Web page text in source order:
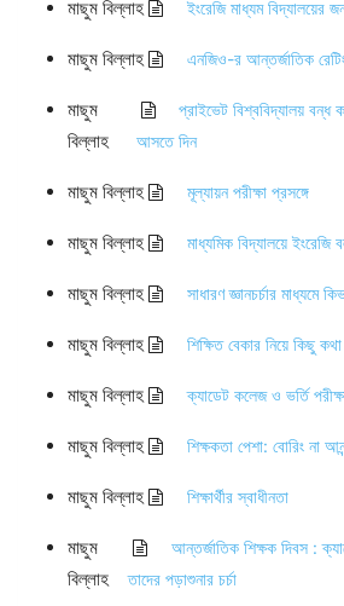
মাছুম বিল্লাহ ইংরেজি মাধ্যম বিদ্যালয়ের
মাছুম বিল্লাহ এনজিও-র আন্তর্জাতিক
মাছুম
বিল্লাহ
প্রাইভেট বিশ্ববিদ্যালয় বন্ধ
আসতে দিন
মাছুম বিল্লাহ মূল্যায়ন পরীক্ষা প্রসঙ্গে
মাছুম বিল্লাহ মাধ্যমিক বিদ্যালয়ে ইংরেজি
মাছুম বিল্লাহ সাধারণ জ্ঞানচর্চার মাধ্যমে
মাছুম বিল্লাহ শিক্ষিত বেকার নিয়ে কিছু কথা
মাছুম বিল্লাহ ক্যাডেট কলেজ ও ভর্তি
মাছুম বিল্লাহ শিক্ষকতা পেশা: বোরিং না
মাছুম বিল্লাহ শিক্ষার্থীর স্বাধীনতা
মাছুম
বিল্লাহ
আন্তর্জাতিক শিক্ষক দিবস :
তাদের পড়াশুনার চর্চা